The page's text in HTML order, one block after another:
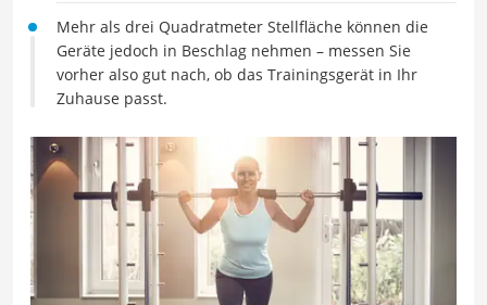
Mehr als drei Quadratmeter Stellfläche können die
Geräte jedoch in Beschlag nehmen – messen Sie
vorher also gut nach, ob das Trainingsgerät in Ihr
Zuhause passt.